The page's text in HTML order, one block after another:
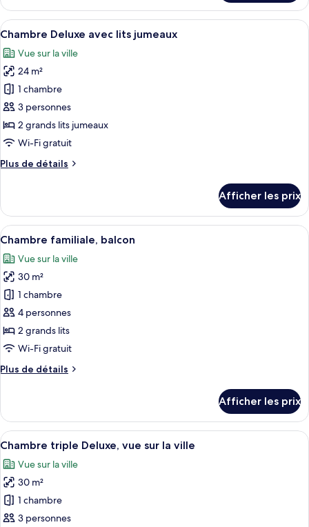
vue
sur
la
ville
Chambre
Deluxe
double,
sur
la
ville
Afficher
toutes
les
photos
pour
ce
type
de
chambre :
Chambre
lits
jumeaux
Une chambre d’hôtel avec deux lits
5
Chambre Deluxe avec lits jumeaux
Vue sur la ville
24 m²
1 chambre
3 personnes
2 grands lits jumeaux
Wi-Fi gratuit
Plus de détails
Plus
Chambre
Deluxe
avec
jumeaux
Afficher les prix
Afficher
toutes
les
photos
pour
ce
type
de
chambre :
Chambre
Une chambre d’hôtel avec deux lits,
6
Chambre familiale, balcon
Vue sur la ville
30 m²
1 chambre
4 personnes
2 grands lits
Wi-Fi gratuit
Plus de détails
Plus
Chambre
familiale,
balcon
Afficher les prix
Afficher
toutes
les
photos
pour
ce
Une chambre d’hôtel avec un lit, un
5
Chambre triple Deluxe, vue sur la ville
Vue sur la ville
30 m²
1 chambre
3 personnes